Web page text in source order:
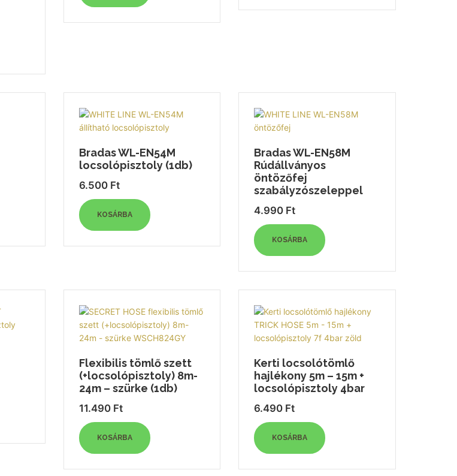
Bradas WL-EN54M
locsolópisztoly (1db)
6.500 Ft
KOSÁRBA
Bradas WL-EN58M
Rúdállványos
öntözőfej
szabályzószeleppel
4.990 Ft
KOSÁRBA
Flexibilis tömlő szett
(+locsolópisztoly) 8m-
24m – szürke (1db)
11.490 Ft
KOSÁRBA
Kerti locsolótömlő
hajlékony 5m – 15m +
locsolópisztoly 4bar
6.490 Ft
KOSÁRBA